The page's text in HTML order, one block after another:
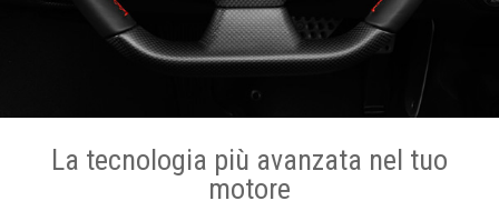
La tecnologia più avanzata nel tuo
motore